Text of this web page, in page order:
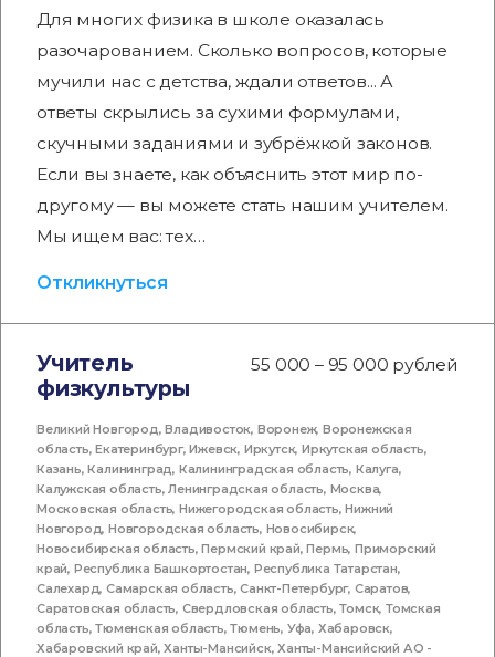
Для многих физика в школе оказалась
разочарованием. Сколько вопросов, которые
мучили нас с детства, ждали ответов... А
ответы скрылись за сухими формулами,
скучными заданиями и зубрёжкой законов.
Если вы знаете, как объяснить этот мир по-
другому — вы можете стать нашим учителем.
Мы ищем вас: тех…
Откликнуться
Учитель
физкультуры
55 000 – 95 000 рублей
Великий Новгород,Владивосток, Воронеж,Воронежская
область,Екатеринбург,Ижевск, Иркутск,Иркутская область,
Казань,Калининград, Калининградская область, Калуга,
Калужская область,Ленинградская область, Москва,
Московская область,Нижегородская область,Нижний
Новгород,Новгородская область, Новосибирск,
Новосибирская область,Пермский край,Пермь,Приморский
край, Республика Башкортостан, Республика Татарстан,
Салехард,Самарская область,Санкт-Петербург, Саратов,
Саратовская область, Свердловская область,Томск,Томская
область,Тюменская область,Тюмень, Уфа, Хабаровск,
Хабаровский край,Ханты-Мансийск,Ханты-Мансийский АО -